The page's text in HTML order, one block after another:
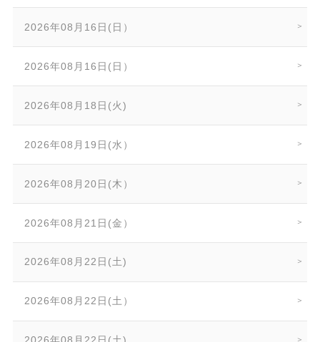
2026年08月16日(日）
2026年08月16日(日）
2026年08月18日(火)
2026年08月19日(水）
2026年08月20日(木）
2026年08月21日(金）
2026年08月22日(土)
2026年08月22日(土）